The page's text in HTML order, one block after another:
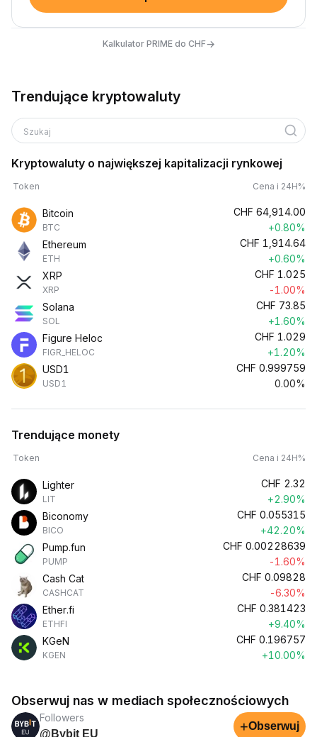
Kalkulator PRIME do CHF→
Trendujące kryptowaluty
Szukaj
Kryptowaluty o największej kapitalizacji rynkowej
Token Cena i 24H%
Bitcoin
BTC
CHF 64,914.00
+0.80%
Ethereum
ETH
CHF 1,914.64
+0.60%
XRP
XRP
CHF 1.025
-1.00%
Solana
SOL
CHF 73.85
+1.60%
Figure Heloc
FIGR_HELOC
CHF 1.029
+1.20%
USD1
USD1
CHF 0.999759
0.00%
Trendujące monety
Token Cena i 24H%
Lighter
LIT
CHF 2.32
+2.90%
Biconomy
BICO
CHF 0.055315
+42.20%
Pump.fun
PUMP
CHF 0.00228639
-1.60%
Cash Cat
CASHCAT
CHF 0.09828
-6.30%
Ether.fi
ETHFI
CHF 0.381423
+9.40%
KGeN
KGEN
CHF 0.196757
+10.00%
Obserwuj nas w mediach społecznościowych
Followers
@Bybit EU
+Obserwuj